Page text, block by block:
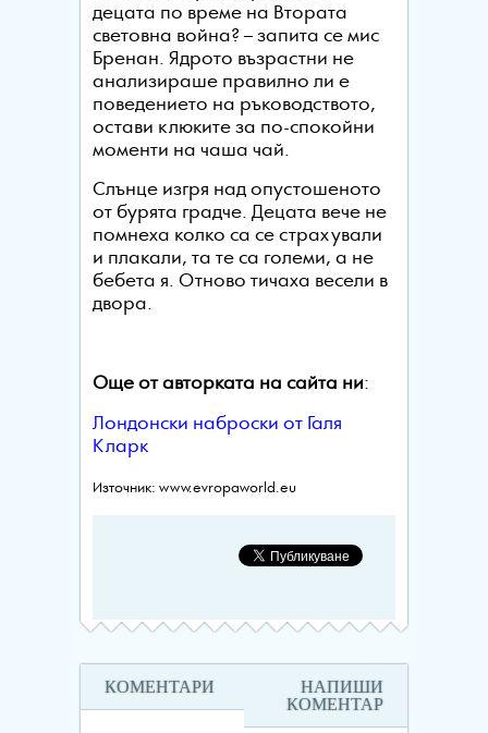
децата по време на Втората
световна война? – запита се мис
Бренан. Ядрото възрастни не
анализираше правилно ли е
поведението на ръководството,
остави клюките за по-спокойни
моменти на чаша чай.
Слънце изгря над опустошеното
от бурята градче. Децата вече не
помнеха колко са се страхували
и плакали, та те са големи, а не
бебета я. Отново тичаха весели в
двора.
Още от авторката на сайта ни:
Лондонски наброски от Галя
Кларк
Източник: www.evropaworld.eu
КОМЕНТАРИ
НАПИШИ
КОМЕНТАР